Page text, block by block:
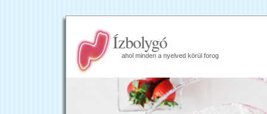
Ízbolygó
ahol minden a nyelved körül forog